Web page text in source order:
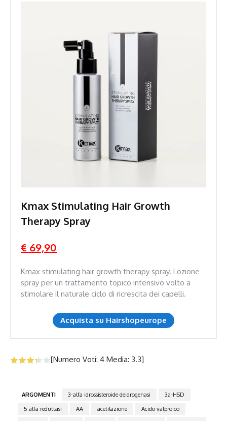
Kmax Stimulating Hair Growth
Therapy Spray
€ 69,90
Kmax stimulating hair growth therapy spray. Lozione
spray per un trattamento topico intensivo volto a
stimolare il naturale ciclo di ricrescita dei capelli.
Acquista su Hairshopeurope
[Numero Voti: 4 Media: 3.3]
ARGOMENTI 3-alfa idrossisteroide deidrogenasi
3a-HSD
5 alfa reduttasi
AA acetilazione
Acido valproico